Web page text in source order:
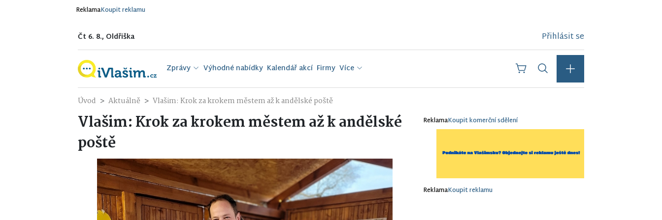
ReklamaKoupit reklamu
Čt 6. 8., Oldřiška Přihlásit se
Zprávy Výhodné nabídky Kalendář akcí Firmy Více
Úvod Aktuálně Vlašim: Krok za krokem městem až k andělské poště
Vlašim: Krok za krokem městem až k andělské
poště
ReklamaKoupit komerční sdělení
ReklamaKoupit reklamu